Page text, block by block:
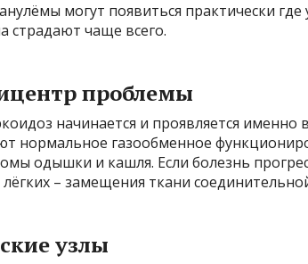
могут появиться практически
страдают чаще всего.
проблемы
начинается и проявляется именно
нормальное газообменное
одышки и кашля. Если болезнь
– замещения ткани
узлы